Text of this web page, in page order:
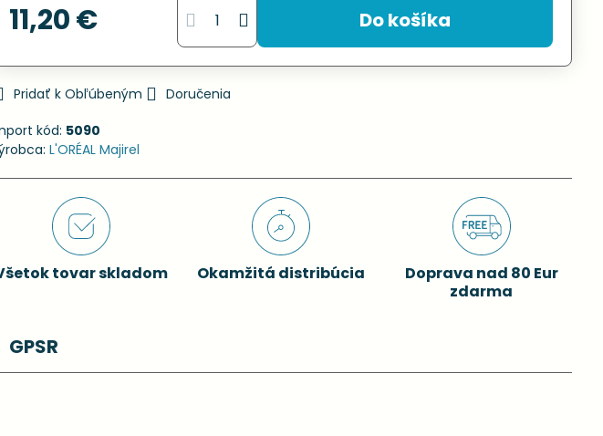
11,20 € Do košíka
Pridať k Obľúbeným
Doručenia
kód: 5090
L'ORÉAL Majirel
tovar skladom Okamžitá distribúcia
Doprava nad 80 Eur
zdarma
GPSR